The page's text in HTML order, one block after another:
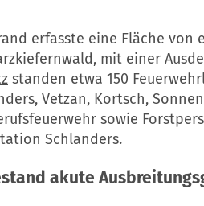
erfasste eine Fläche von
mit einer
standen etwa 150
Vetzan, Kortsch,
sowie
Schlanders.
akute